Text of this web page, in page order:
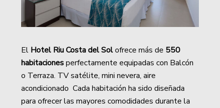
El Hotel Riu Costa del Solofrece más de 550
habitacionesperfectamente equipadas con Balcón
o Terraza. TV satélite, mini nevera, aire
acondicionado Cada habitación ha sido diseñada
para ofrecer las mayores comodidades durante la